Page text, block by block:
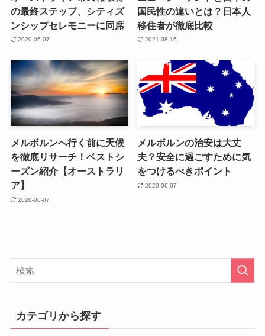
の最終ステップ、シティズ
ンシップセレモニーに同席
2020-06-07
国民性の違いとは？日本人
移住者が徹底比較
2021-08-16
メルボルンへ行く前に天候
を徹底リサーチ！ベストシ
ーズン紹介【オーストラリ
ア】
2020-06-07
メルボルンの治安は大丈
夫？安全に過ごすために気
をつけるべきポイント
2020-06-07
カテゴリから探す